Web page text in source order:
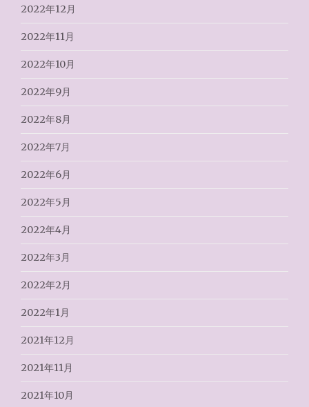
2022年12月
2022年11月
2022年10月
2022年9月
2022年8月
2022年7月
2022年6月
2022年5月
2022年4月
2022年3月
2022年2月
2022年1月
2021年12月
2021年11月
2021年10月